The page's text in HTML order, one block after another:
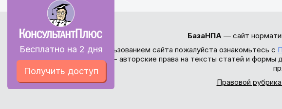
Бесплатно на 2 дня
Получить доступ
БазаНПА— сайт
Перед использованием сайта пожалуйста ознакомьтесь с
внимание - авторские права на тексты статей и формы
Правовой